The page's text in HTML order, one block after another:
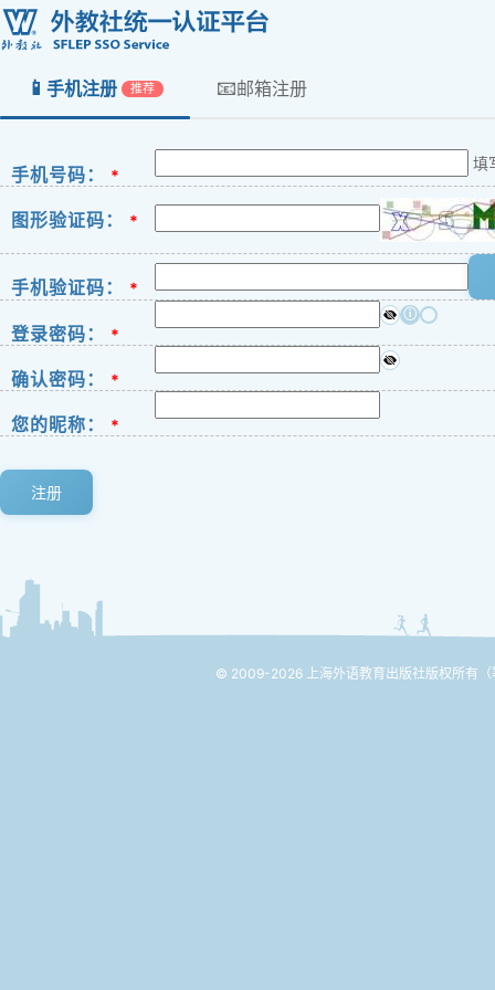
📱 手机注册 推荐 📧邮箱注册
手机号码： *
填
图形验证码： *
手机验证码： *
登录密码： *
ⓘ
确认密码： *
您的昵称： *
注册
© 2009-2026 上海外语教育出版社版权所有